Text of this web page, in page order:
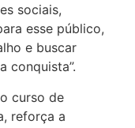
sociais,
esse público,
e buscar
conquista”.
curso de
reforça a